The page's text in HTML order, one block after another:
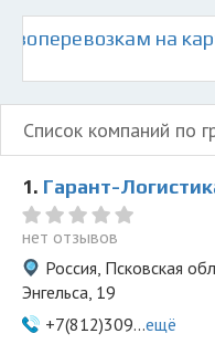
на
Список компаний по
1. Гарант-
нет отзывов
Россия, Псковская
Энгельса, 19
+7(812)309...ещё